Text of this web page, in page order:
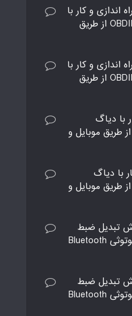
راه اندازی و کار با
دیاگ ELM327 خودرو OBDII از طریق
راه اندازی و کار با
دیاگ ELM327 خودرو OBDII از طریق
با دیاگ
ELM327 خودرو OBDII از طریق موبایل و
با دیاگ
ELM327 خودرو OBDII از طریق موبایل و
تبدیل ضبط
صوت قدیمی به مدل بلوتوثی Bluetooth
تبدیل ضبط
صوت قدیمی به مدل بلوتوثی Bluetooth